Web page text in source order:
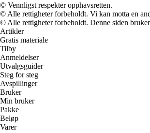
© Vennligst respekter opphavsretten.
© Alle rettigheter forbeholdt. Vi kan motta en
© Alle rettigheter forbeholdt. Denne siden
Artikler
Gratis materiale
Tilby
Anmeldelser
Utvalgsguider
Steg for steg
Avspillinger
Bruker
Min bruker
Pakke
Beløp
Varer